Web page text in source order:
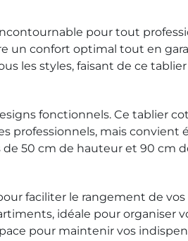
pour tout
un confort optimal tout en
les styles, faisant de ce
fonctionnels. Ce tablier
professionnels, mais
50 cm de hauteur et 90 cm
faciliter le rangement de
idéale pour organiser
pour maintenir vos